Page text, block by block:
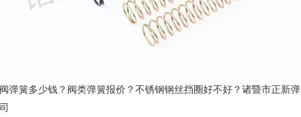
弹簧多少钱？阀类弹簧报价？不锈钢钢丝挡圈好不好？诸暨市正新